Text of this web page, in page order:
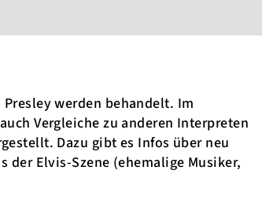
werden behandelt. Im
Vergleiche zu anderen Interpreten
Dazu gibt es Infos über neu
der Elvis-Szene (ehemalige Musiker,